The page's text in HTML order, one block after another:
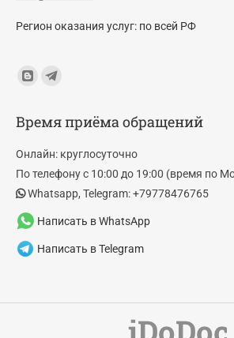
Регион оказания услуг: по всей РФ
Find us on:
Blogger
opens
window
Telegram
opens
new
window
Время приёма обращений
Онлайн: круглосуточно
По телефону с 10:00 до 19:00 (время по
Whatsapp, Telegram: +79778476765
Написать в WhatsApp
Написать в Telegram